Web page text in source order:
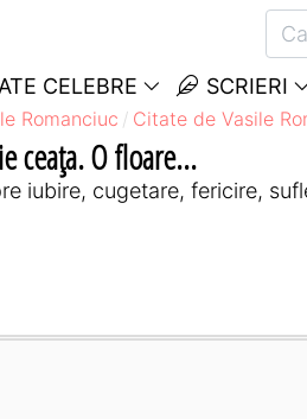
CELEBRE SCRIERI
Romanciuc Citate de Vasile
ceaţa. O floare...
iubire, cugetare, fericire,